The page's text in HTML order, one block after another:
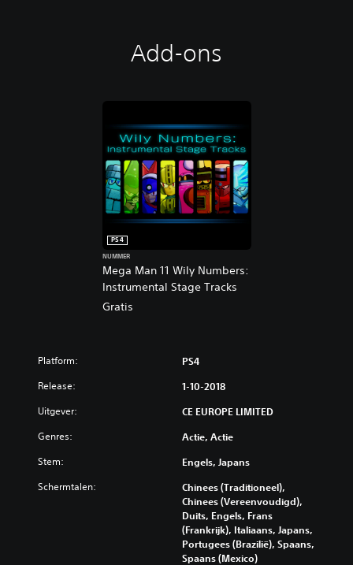
Add-ons
Mega Man 11 Wily Numbers:
Instrumental Stage Tracks
PS4
NUMMER
Gratis
Platform: PS4
Release: 1-10-2018
Uitgever: CE EUROPE LIMITED
Genres: Actie, Actie
Stem: Engels, Japans
Schermtalen:
Chinees (Traditioneel),
Chinees (Vereenvoudigd),
Duits, Engels, Frans
(Frankrijk), Italiaans, Japans,
Portugees (Brazilië), Spaans,
Spaans (Mexico)